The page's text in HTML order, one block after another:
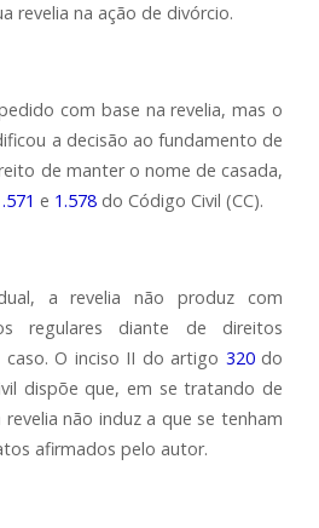
revelia na ação de divórcio.
com base na revelia, mas o
a decisão ao fundamento de
de manter o nome de casada,
e 1.578 do Código Civil (CC).
a revelia não produz com
regulares diante de direitos
O inciso II do artigo 320 do
dispõe que, em se tratando de
não induz a que se tenham
afirmados pelo autor.